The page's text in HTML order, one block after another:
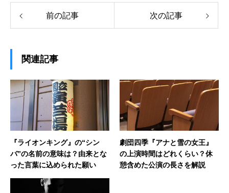
前の記事 次の記事
関連記事
『ライオンキング』の“シン
バ”の名前の意味は？由来とな
った言葉に込められた願い
劇団四季『アナと雪の女王』
の上演時間はどれくらい？休
憩含めた公演の長さを解説